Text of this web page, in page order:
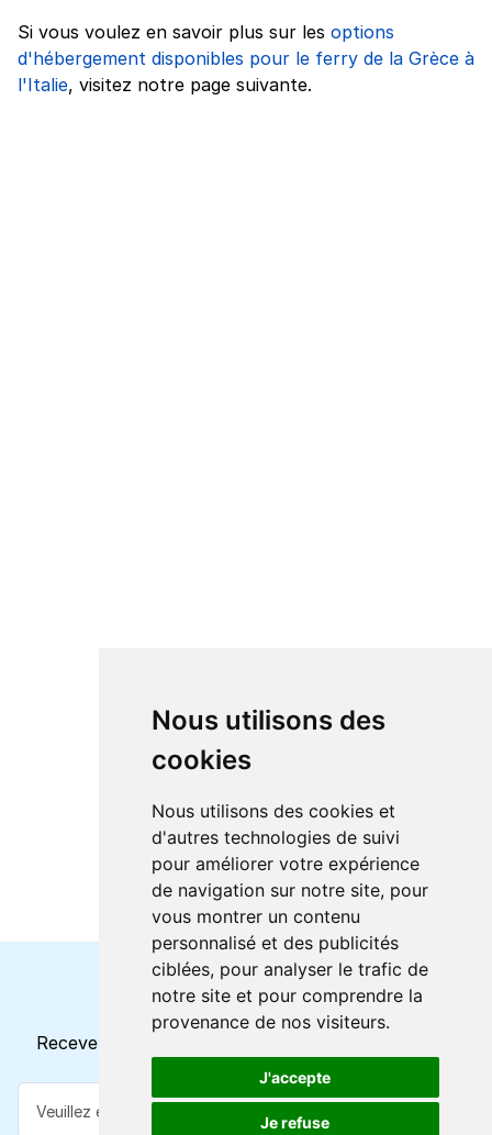
Nous utilisons des
cookies
Nous utilisons des cookies et
d'autres technologies de suivi
pour améliorer votre expérience
de navigation sur notre site, pour
vous montrer un contenu
personnalisé et des publicités
ciblées, pour analyser le trafic de
notre site et pour comprendre la
provenance de nos visiteurs.
J'accepte
Je refuse
Si vous voulez en savoir plus sur les options
d'hébergement disponibles pour le ferry de la Grèce à
l'Italie, visitez notre page suivante.
Horaires et offres actuels
Recevez toutes les mises à jour dans votre e-mail